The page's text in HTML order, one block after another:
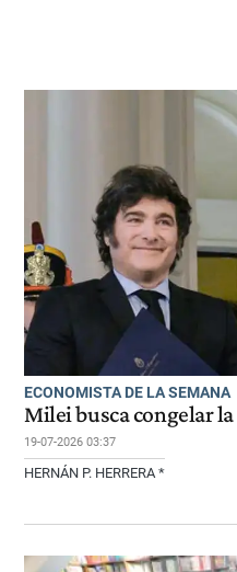
ECONOMISTA DE LA SEMANA
Milei busca congelar
19-07-2026 03:37
HERNÁN P. HERRERA *